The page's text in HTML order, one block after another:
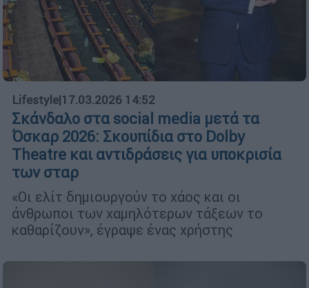
Lifestyle|17.03.2026 14:52
Σκάνδαλο στα social media μετά τα
Όσκαρ 2026: Σκουπίδια στο Dolby
Theatre και αντιδράσεις για υποκρισία
των σταρ
«Οι ελίτ δημιουργούν το χάος και οι
άνθρωποι των χαμηλότερων τάξεων το
καθαρίζουν», έγραψε ένας χρήστης